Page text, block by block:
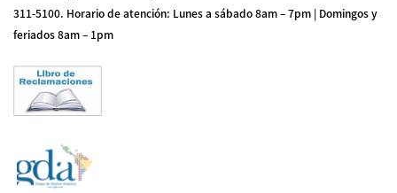
311-5100. Horario de atención: Lunes a sábado 8am – 7pm | Domingos y
feriados 8am – 1pm